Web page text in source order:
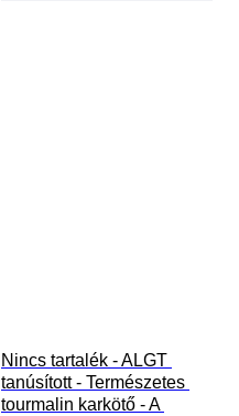
Nincs tartalék - ALGT
tanúsított - Természetes
tourmalin karkötő - A